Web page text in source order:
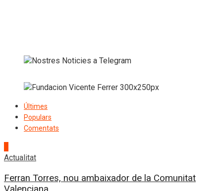
Últimes
Populars
Comentats
Actualitat
Ferran Torres, nou ambaixador de la Comunitat